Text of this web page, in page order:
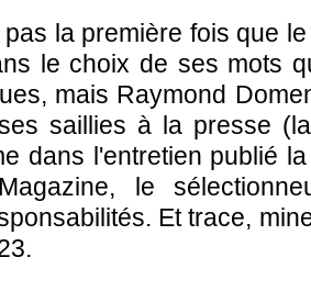
la première fois que
le choix de ses mots
mais Raymond
saillies à la presse
dans l'entretien publié
le
Et trace,